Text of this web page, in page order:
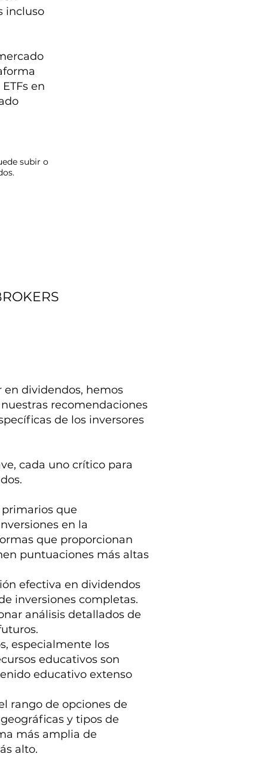
dividendos, hemos
recomendaciones
de los inversores
cada uno crítico para
primarios que
en la
que proporcionan
puntuaciones más altas
efectiva en dividendos
inversiones completas.
análisis detallados de
especialmente los
educativos son
educativo extenso
rango de opciones de
y tipos de
más amplia de
alto.
incluso
en
subir o